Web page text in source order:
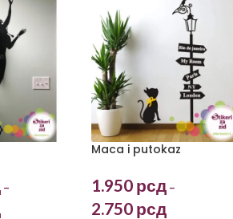
–
Maca i putokaz
1.950 рсд –
2.750 рсд